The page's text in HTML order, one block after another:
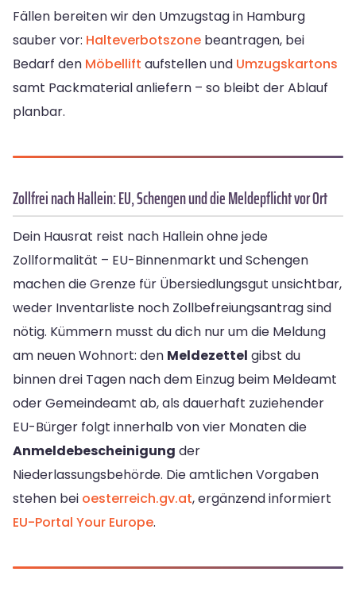
Fällen bereiten wir den Umzugstag in Hamburg
sauber vor: Halteverbotszone beantragen, bei
Bedarf den Möbellift aufstellen und Umzugskartons
samt Packmaterial anliefern – so bleibt der Ablauf
planbar.
Zollfrei nach Hallein: EU, Schengen und die Meldepflicht vor Ort
Dein Hausrat reist nach Hallein ohne jede
Zollformalität – EU-Binnenmarkt und Schengen
machen die Grenze für Übersiedlungsgut unsichtbar,
weder Inventarliste noch Zollbefreiungsantrag sind
nötig. Kümmern musst du dich nur um die Meldung
am neuen Wohnort: den Meldezettel gibst du
binnen drei Tagen nach dem Einzug beim Meldeamt
oder Gemeindeamt ab, als dauerhaft zuziehender
EU-Bürger folgt innerhalb von vier Monaten die
Anmeldebescheinigung der
Niederlassungsbehörde. Die amtlichen Vorgaben
stehen bei oesterreich.gv.at, ergänzend informiert
EU-Portal Your Europe.